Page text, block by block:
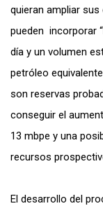
quieran ampliar
pueden incorporar
día y un volumen
petróleo
son reservas
conseguir el
13 mbpe y una
recursos
El desarrollo del